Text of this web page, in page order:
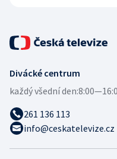
Divácké centrum
každý všední den:
261 136 113
info@ceskatelevize.cz